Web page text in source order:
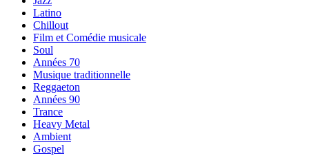
Latino
Chillout
Film et Comédie musicale
Soul
Années 70
Musique traditionnelle
Reggaeton
Années 90
Trance
Heavy Metal
Ambient
Gospel